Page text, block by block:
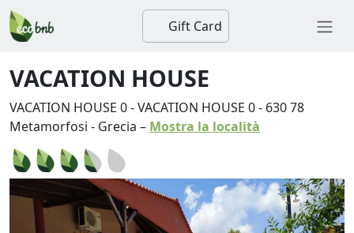
Gift Card
VACATION HOUSE
VACATION HOUSE 0 - VACATION HOUSE 0- 630 78
Metamorfosi - Grecia – Mostra la località